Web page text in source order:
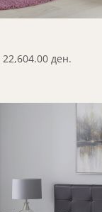
22,604.00 ден.